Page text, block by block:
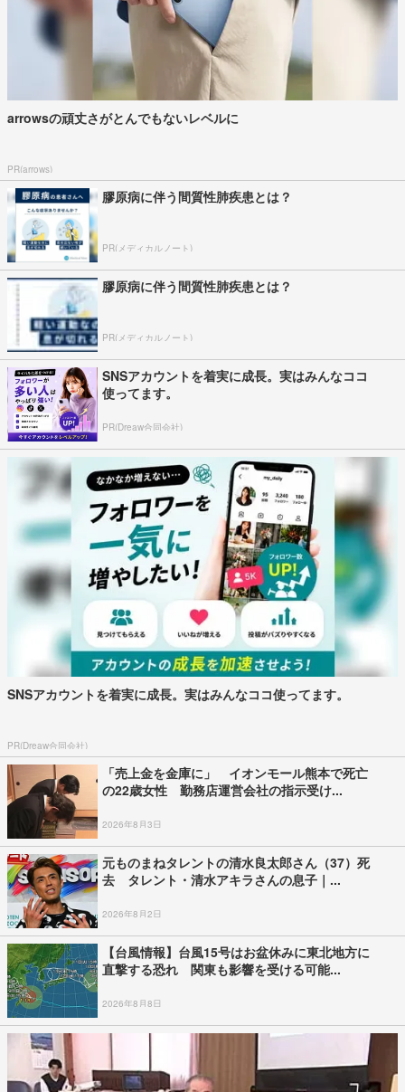
arrowsの頑丈さがとんでもないレベルに
PR(arrows)
膠原病に伴う間質性肺疾患とは？
PR(メディカルノート)
膠原病に伴う間質性肺疾患とは？
PR(メディカルノート)
SNSアカウントを着実に成長。実はみんなココ
使ってます。
PR(Dreaw合同会社)
SNSアカウントを着実に成長。実はみんなココ使ってます。
PR(Dreaw合同会社)
「売上金を金庫に」 イオンモール熊本で死亡
の22歳女性 勤務店運営会社の指示受け...
2026年8月3日
元ものまねタレントの清水良太郎さん（37）死
去 タレント・清水アキラさんの息子｜...
2026年8月2日
【台風情報】台風15号はお盆休みに東北地方に
直撃する恐れ 関東も影響を受ける可能...
2026年8月8日